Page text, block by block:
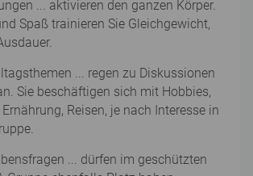
... aktivieren den ganzen Körper.
Spaß trainieren Sie Gleichgewicht,
... regen zu Diskussionen
Sie beschäftigen sich mit Hobbies,
Reisen, je nach Interesse in
... dürfen im geschützten